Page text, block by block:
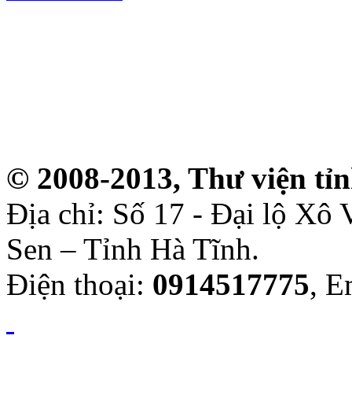
© 2008-2013, Thư viện
Địa chỉ: Số 17 - Đại lộ Xô
Sen – Tỉnh Hà Tĩnh.
Điện thoại: 0914517775,